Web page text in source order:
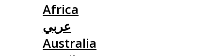
Africa
عربي
Australia